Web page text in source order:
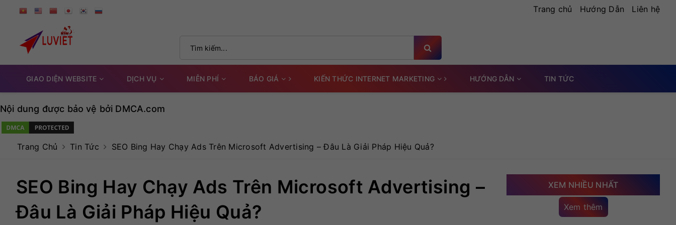
Trang chủ Hướng Dẫn Liên hệ
GIAO DIỆN WEBSITE DỊCH VỤ MIỄN PHÍ BÁO GIÁ KIẾN THỨC INTERNET MARKETING HƯỚNG DẪN TIN TỨC
Nội dung được bảo vệ bởi DMCA.com
Trang Chủ Tin Tức SEO Bing Hay Chạy Ads Trên Microsoft Advertising – Đâu Là Giải Pháp Hiệu Quả?
SEO Bing Hay Chạy Ads Trên Microsoft Advertising –
Đâu Là Giải Pháp Hiệu Quả?
XEM NHIỀU NHẤT
Xem thêm